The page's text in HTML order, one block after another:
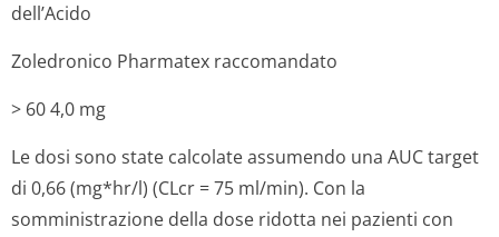
dell’Acido
Zoledronico Pharmatex raccomandato
> 60 4,0 mg
Le dosi sono state calcolate assumendo una AUC target
di 0,66 (mg*hr/l) (CLcr = 75 ml/min). Con la
somministrazione della dose ridotta nei pazienti con